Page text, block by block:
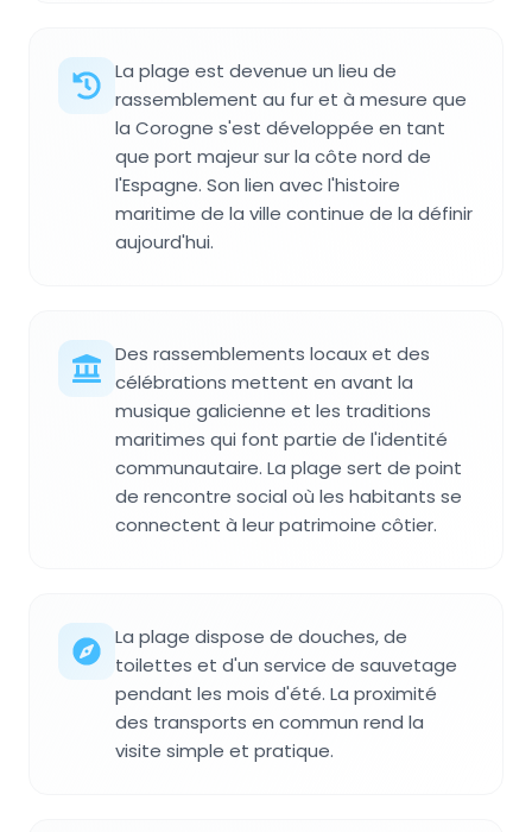
La plage est devenue un lieu de
rassemblement au fur et à mesure que
la Corogne s'est développée en tant
que port majeur sur la côte nord de
l'Espagne. Son lien avec l'histoire
maritime de la ville continue de la définir
aujourd'hui.
Des rassemblements locaux et des
célébrations mettent en avant la
musique galicienne et les traditions
maritimes qui font partie de l'identité
communautaire. La plage sert de point
de rencontre social où les habitants se
connectent à leur patrimoine côtier.
La plage dispose de douches, de
toilettes et d'un service de sauvetage
pendant les mois d'été. La proximité
des transports en commun rend la
visite simple et pratique.